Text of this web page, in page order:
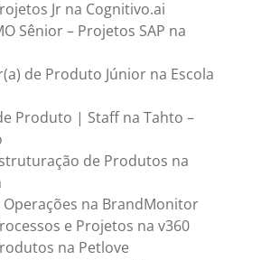
Jr na Cognitivo.ai
Sênior – Projetos SAP na
de Produto Júnior na Escola
Produto | Staff na Tahto –
de Produtos na
Operações na BrandMonitor
e Projetos na v360
na Petlove